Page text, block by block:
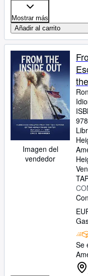
Mostrar más
Añadir al carrito
Imagen del
vendedor
Se